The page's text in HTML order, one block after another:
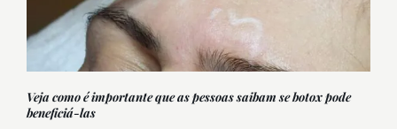
Veja como é importante que as pessoas saibam se botox pode
beneficiá-las